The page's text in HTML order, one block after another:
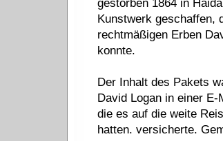
gestorben 1864 in
Kunstwerk geschaffen,
rechtmäßigen Erben
konnte.
Der Inhalt des Pakets
David Logan in einer
die es auf die weite
hatten. versicherte.